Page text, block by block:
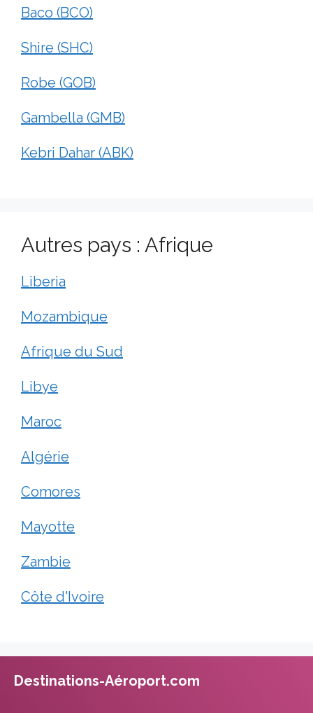
Baco (BCO)
Shire (SHC)
Robe (GOB)
Gambella (GMB)
Kebri Dahar (ABK)
Autres pays : Afrique
Liberia
Mozambique
Afrique du Sud
Libye
Maroc
Algérie
Comores
Mayotte
Zambie
Côte d'Ivoire
Destinations-Aéroport.com